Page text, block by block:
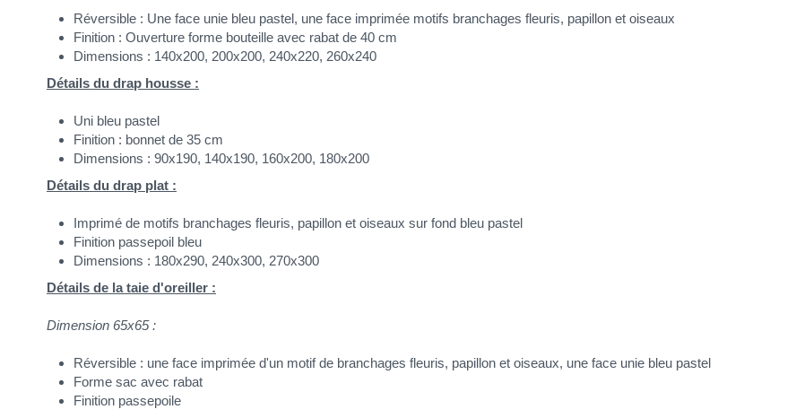
Réversible : Une face unie bleu pastel, une face imprimée motifs branchages fleuris, papillon et oiseaux
Finition : Ouverture forme bouteille avec rabat de 40 cm
Dimensions : 140x200, 200x200, 240x220, 260x240
Détails du drap housse :
Uni bleu pastel
Finition : bonnet de 35 cm
Dimensions : 90x190, 140x190, 160x200, 180x200
Détails du drap plat :
Imprimé de motifs branchages fleuris, papillon et oiseaux sur fond bleu pastel
Finition passepoil bleu
Dimensions : 180x290, 240x300, 270x300
Détails de la taie d'oreiller :
Dimension 65x65 :
Réversible : une face imprimée d'un motif de branchages fleuris, papillon et oiseaux, une face unie bleu pastel
Forme sac avec rabat
Finition passepoile